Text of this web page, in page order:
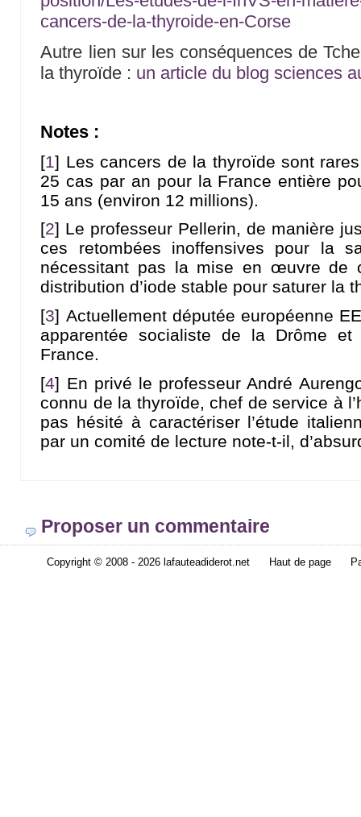
cancers-de-la-thyroide-en-Corse
Autre lien sur les conséquences de
la thyroïde : un article du blog sciences
Notes :
[1] Les cancers de la thyroïde sont
25 cas par an pour la France entière
15 ans (environ 12 millions).
[2] Le professeur Pellerin, de manière
ces retombées inoffensives pour la
nécessitant pas la mise en œuvre de
distribution d’iode stable pour saturer la
[3] Actuellement députée européenne
apparentée socialiste de la Drôme et
France.
[4] En privé le professeur André
connu de la thyroïde, chef de service à
pas hésité à caractériser l’étude
par un comité de lecture note-t-il,
Proposer un commentaire
Copyright © 2008 - 2026 lafauteadiderot.net Haut de page